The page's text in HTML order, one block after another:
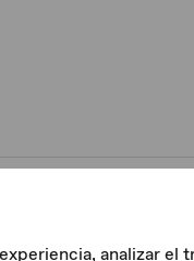
analizar